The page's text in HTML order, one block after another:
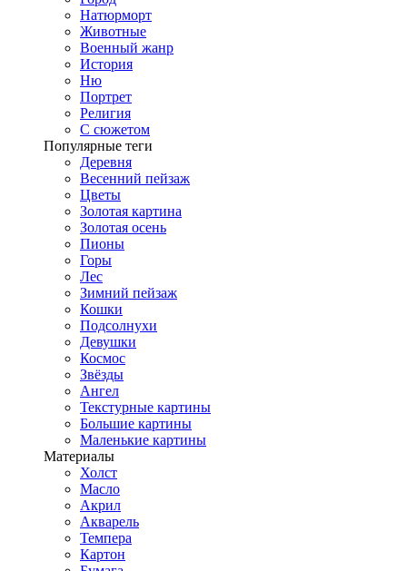
Натюрморт
Животные
Военный жанр
История
Ню
Портрет
Религия
С сюжетом
Популярные теги
Деревня
Весенний пейзаж
Цветы
Золотая картина
Золотая осень
Пионы
Горы
Лес
Зимний пейзаж
Кошки
Подсолнухи
Девушки
Космос
Звёзды
Ангел
Текстурные картины
Большие картины
Маленькие картины
Материалы
Холст
Масло
Акрил
Акварель
Темпера
Картон